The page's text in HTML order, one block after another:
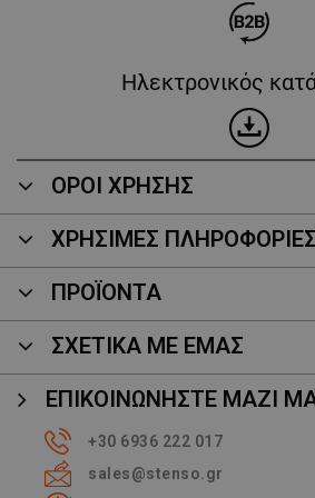
Ηλεκτρονικός
ΟΡΟΙ ΧΡΗΣΗΣ
ΧΡΗΣΙΜΕΣ ΠΛΗΡΟΦΟΡΙΕΣ
ΠΡΟΪΌΝΤΑ
ΣΧΕΤΙΚΑ ΜΕ ΕΜΑΣ
ΕΠΙΚΟΙΝΩΝΉΣΤΕ ΜΑΖΊ
+30 6936 222 017
sales@stenso.gr